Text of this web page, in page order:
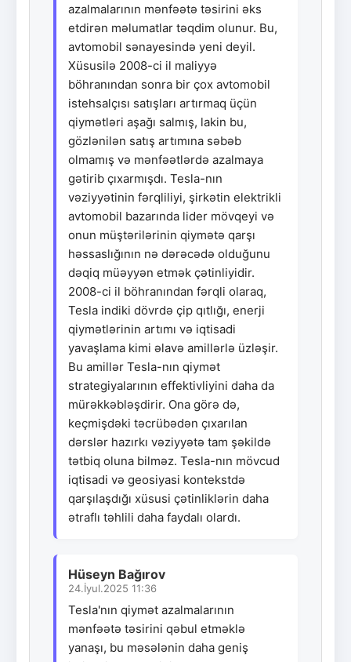
azalmalarının mənfəətə təsirini əks
etdirən məlumatlar təqdim olunur. Bu,
avtomobil sənayesində yeni deyil.
Xüsusilə 2008-ci il maliyyə
böhranından sonra bir çox avtomobil
istehsalçısı satışları artırmaq üçün
qiymətləri aşağı salmış, lakin bu,
gözlənilən satış artımına səbəb
olmamış və mənfəətlərdə azalmaya
gətirib çıxarmışdı. Tesla-nın
vəziyyətinin fərqliliyi, şirkətin elektrikli
avtomobil bazarında lider mövqeyi və
onun müştərilərinin qiymətə qarşı
həssaslığının nə dərəcədə olduğunu
dəqiq müəyyən etmək çətinliyidir.
2008-ci il böhranından fərqli olaraq,
Tesla indiki dövrdə çip qıtlığı, enerji
qiymətlərinin artımı və iqtisadi
yavaşlama kimi əlavə amillərlə üzləşir.
Bu amillər Tesla-nın qiymət
strategiyalarının effektivliyini daha da
mürəkkəbləşdirir. Ona görə də,
keçmişdəki təcrübədən çıxarılan
dərslər hazırkı vəziyyətə tam şəkildə
tətbiq oluna bilməz. Tesla-nın mövcud
iqtisadi və geosiyasi kontekstdə
qarşılaşdığı xüsusi çətinliklərin daha
ətraflı təhlili daha faydalı olardı.
Hüseyn Bağırov
24.İyul.2025 11:36
Tesla'nın qiymət azalmalarının
mənfəətə təsirini qəbul etməklə
yanaşı, bu məsələnin daha geniş